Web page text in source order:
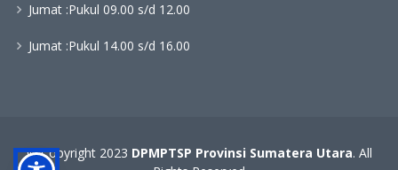
Jumat :Pukul 09.00 s/d 12.00
Jumat :Pukul 14.00 s/d 16.00
© Copyright 2023 DPMPTSP Provinsi Sumatera Utara. All